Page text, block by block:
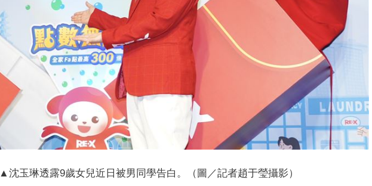
▲沈玉琳透露9歲女兒近日被男同學告白。（圖／記者趙于瑩攝影）